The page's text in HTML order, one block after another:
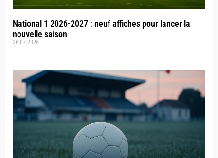
National 1 2026-2027 : neuf affiches pour lancer la
nouvelle saison
26.07.2026